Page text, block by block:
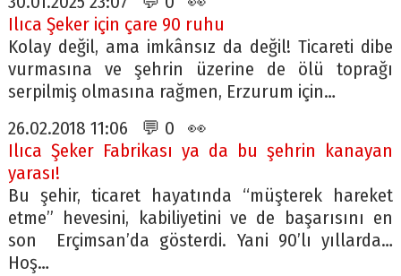
Ilıca Şeker için çare 90 ruhu
Kolay değil, ama imkânsız da değil! Ticareti dibe
vurmasına ve şehrin üzerine de ölü toprağı
serpilmiş olmasına rağmen, Erzurum için…
26.02.2018 11:06 💬 0 👀
Ilıca Şeker Fabrikası ya da bu şehrin kanayan
yarası!
Bu şehir, ticaret hayatında “müşterek hareket
etme” hevesini, kabiliyetini ve de başarısını en
son Erçimsan’da gösterdi. Yani 90’lı yıllarda…
Hoş…